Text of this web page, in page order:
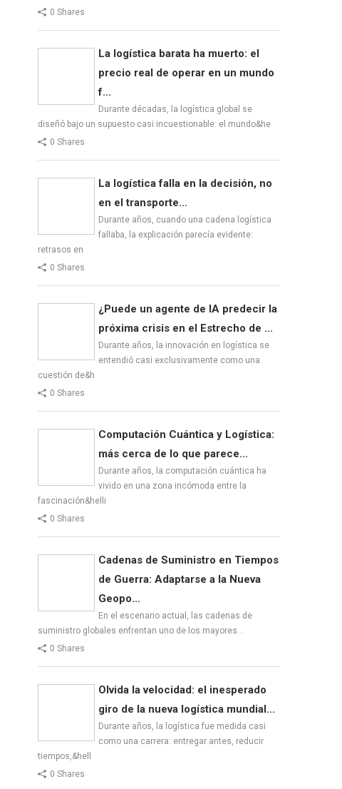
0 Shares
La logística barata ha muerto: el
precio real de operar en un mundo
f...
Durante décadas, la logística global se
diseñó bajo un supuesto casi incuestionable: el mundo&he
0 Shares
La logística falla en la decisión, no
en el transporte...
Durante años, cuando una cadena logística
fallaba, la explicación parecía evidente:
retrasos en
0 Shares
¿Puede un agente de IA predecir la
próxima crisis en el Estrecho de ...
Durante años, la innovación en logística se
entendió casi exclusivamente como una
cuestión de&h
0 Shares
Computación Cuántica y Logística:
más cerca de lo que parece...
Durante años, la computación cuántica ha
vivido en una zona incómoda entre la
fascinación&helli
0 Shares
Cadenas de Suministro en Tiempos
de Guerra: Adaptarse a la Nueva
Geopo...
En el escenario actual, las cadenas de
suministro globales enfrentan uno de los mayores…
0 Shares
Olvida la velocidad: el inesperado
giro de la nueva logística mundial...
Durante años, la logística fue medida casi
como una carrera: entregar antes, reducir
tiempos,&hell
0 Shares